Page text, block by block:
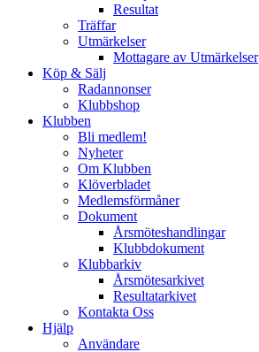
Resultat
Träffar
Utmärkelser
Mottagare av Utmärkelser
Köp & Sälj
Radannonser
Klubbshop
Klubben
Bli medlem!
Nyheter
Om Klubben
Klöverbladet
Medlemsförmåner
Dokument
Årsmöteshandlingar
Klubbdokument
Klubbarkiv
Årsmötesarkivet
Resultatarkivet
Kontakta Oss
Hjälp
Användare